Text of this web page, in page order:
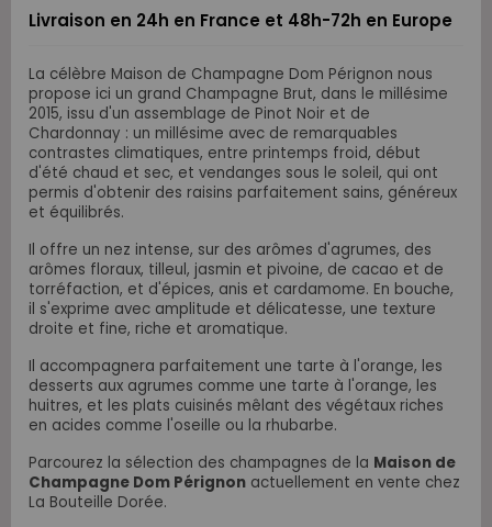
Livraison en 24h en France et 48h-72h en Europe
La célèbre Maison de Champagne Dom Pérignon nous
propose ici un grand Champagne Brut, dans le millésime
2015, issu d'un assemblage de Pinot Noir et de
Chardonnay : un millésime avec de remarquables
contrastes climatiques, entre printemps froid, début
d'été chaud et sec, et vendanges sous le soleil, qui ont
permis d'obtenir des raisins parfaitement sains, généreux
et équilibrés.
Il offre un nez intense, sur des arômes d'agrumes, des
arômes floraux, tilleul, jasmin et pivoine, de cacao et de
torréfaction, et d'épices, anis et cardamome. En bouche,
il s'exprime avec amplitude et délicatesse, une texture
droite et fine, riche et aromatique.
Il accompagnera parfaitement une tarte à l'orange, les
desserts aux agrumes comme une tarte à l'orange, les
huitres, et les plats cuisinés mêlant des végétaux riches
en acides comme l'oseille ou la rhubarbe.
Parcourez la sélection des champagnes de la Maison de
Champagne Dom Pérignon actuellement en vente chez
La Bouteille Dorée.